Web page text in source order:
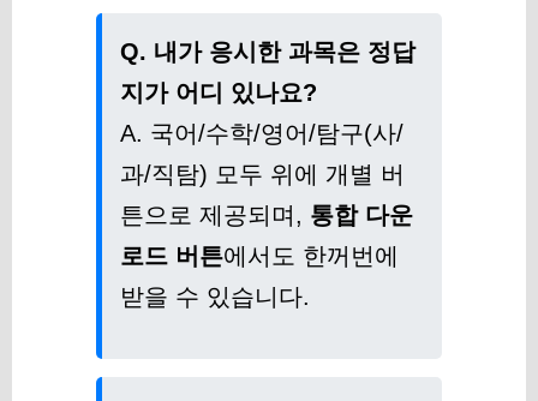
Q. 내가 응시한 과목은 정답
지가 어디 있나요?
A. 국어/수학/영어/탐구(사/
과/직탐) 모두 위에 개별 버
튼으로 제공되며, 통합 다운
로드 버튼에서도 한꺼번에
받을 수 있습니다.